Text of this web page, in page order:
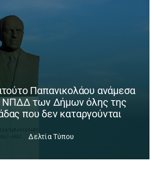
Παπανικολάου ανάμεσα
ΝΠΔΔ των Δήμων όλης της
που δεν καταργούνται
Δελτία Τύπου